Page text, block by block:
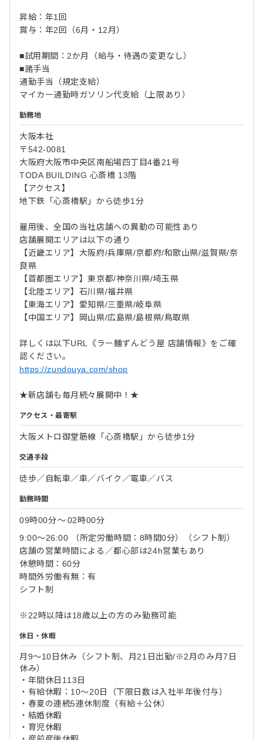
昇給：年1回
賞与：年2回（6月・12月）
■試用期間：2か月（給与・待遇の変更なし）
■諸手当
通勤手当（規定支給）
マイカー通勤時ガソリン代支給（上限あり）
勤務地
大阪本社
〒542-0081
大阪府大阪市中央区南船場四丁目4番21号
TODA BUILDING 心斎橋 13階
【アクセス】
地下鉄「心斎橋駅」から徒歩1分
雇用後、全国の当社店舗への異動の可能性あり
店舗展開エリアは以下の通り
【近畿エリア】大阪府/兵庫県/京都府/和歌山県/滋賀県/奈
良県
【首都圏エリア】東京都/神奈川県/埼玉県
【北陸エリア】石川県/福井県
【東海エリア】愛知県/三重県/岐阜県
【中国エリア】岡山県/広島県/島根県/鳥取県
詳しくは以下URL《ラー麺ずんどう屋 店舗情報》をご確
認ください。
https://zundouya.com/shop
★新店舗も毎月続々展開中！★
アクセス・最寄駅
大阪メトロ御堂筋線「心斎橋駅」から徒歩1分
交通手段
徒歩／自転車／車／バイク／電車／バス
勤務時間
09時00分〜02時00分
9:00～26:00 （所定労働時間：8時間0分）（シフト制）
店舗の営業時間による／都心部は24h営業もあり
休憩時間：60分
時間外労働有無：有
シフト制
※22時以降は18歳以上の方のみ勤務可能
休日・休暇
月9〜10日休み（シフト制、月21日出勤/※2月のみ月7日
休み）
・年間休日113日
・有給休暇：10〜20日（下限日数は入社半年後付与）
・春夏の連続5連休制度（有給＋公休）
・結婚休暇
・育児休暇